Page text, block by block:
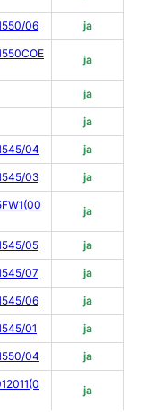
06 ja
ja
ja
ja
04 ja
03 ja
ja
05 ja
07 ja
06 ja
01 ja
04 ja
ja